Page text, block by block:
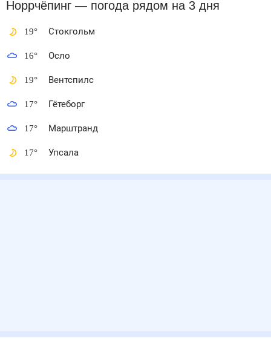
Норрчёпинг— погода рядом на 3 дня
19° Стокгольм
16° Осло
19° Вентспилс
17° Гётеборг
17° Марштранд
17° Упсала